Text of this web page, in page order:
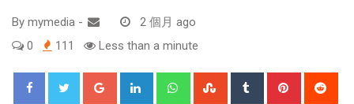
By mymedia -
2 個月 ago
0
111 Less than a minute